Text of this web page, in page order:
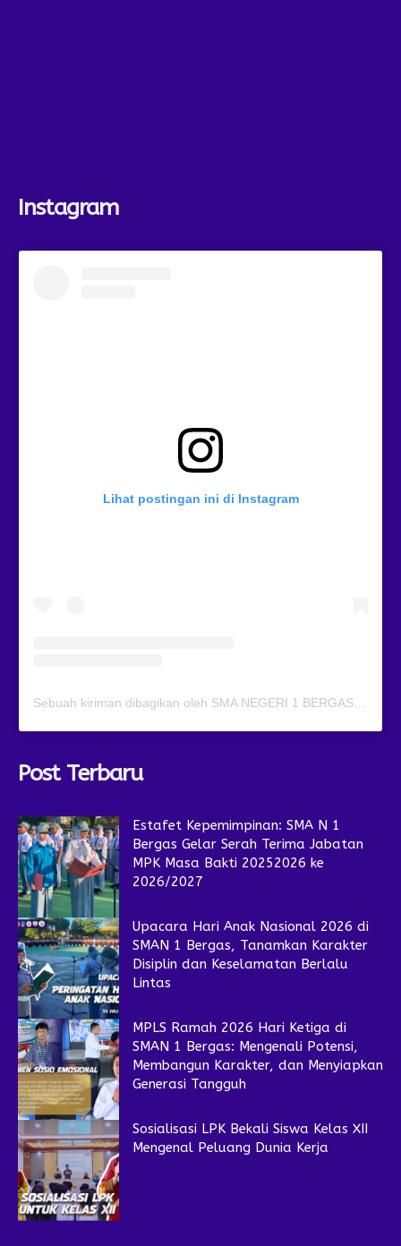
Instagram
Lihat postingan ini di Instagram
Post Terbaru
Estafet Kepemimpinan: SMA N 1
Bergas Gelar Serah Terima Jabatan
MPK Masa Bakti 20252026 ke
2026/2027
Upacara Hari Anak Nasional 2026 di
SMAN 1 Bergas, Tanamkan Karakter
Disiplin dan Keselamatan Berlalu
Lintas
MPLS Ramah 2026 Hari Ketiga di
SMAN 1 Bergas: Mengenali Potensi,
Membangun Karakter, dan Menyiapkan
Generasi Tangguh
Sosialisasi LPK Bekali Siswa Kelas XII
Mengenal Peluang Dunia Kerja